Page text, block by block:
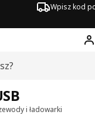
Wpisz kod
i ładowarki